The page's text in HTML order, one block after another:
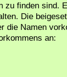
zu finden sind.
Die
die Namen
an: